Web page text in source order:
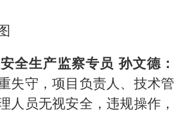
全生产监察专员 孙文德：
失守，项目负责人、技术管
人员无视安全，违规操作，